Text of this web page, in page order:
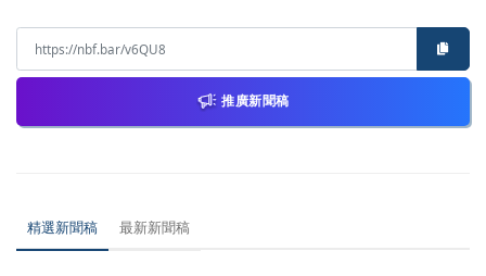
推廣新聞稿
精選新聞稿 最新新聞稿